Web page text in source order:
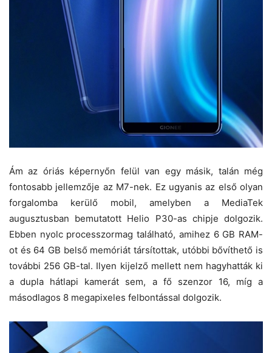
Ám az óriás képernyőn felül van egy másik, talán még
fontosabb jellemzője az M7-nek. Ez ugyanis az első olyan
forgalomba kerülő mobil, amelyben a MediaTek
augusztusban bemutatott Helio P30-as chipje dolgozik.
Ebben nyolc processzormag található, amihez 6 GB RAM-
ot és 64 GB belső memóriát társítottak, utóbbi bővíthető is
további 256 GB-tal. Ilyen kijelző mellett nem hagyhatták ki
a dupla hátlapi kamerát sem, a fő szenzor 16, míg a
másodlagos 8 megapixeles felbontással dolgozik.